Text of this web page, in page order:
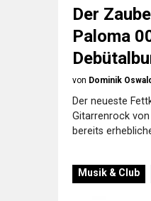
Der
Paloma
von Dominik
Der neueste
Gitarrenrock
bereits
Musik & Club